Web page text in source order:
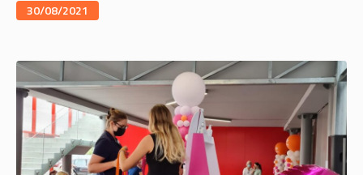
30/08/2021